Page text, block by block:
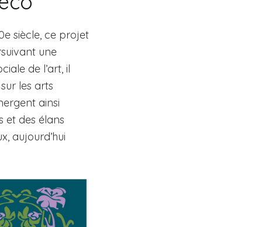
siècle, ce projet
une
de l’art, il
les arts
ainsi
et des élans
aujourd’hui